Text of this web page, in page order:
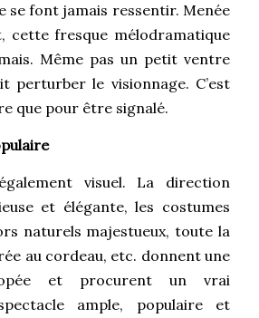
se font jamais ressentir. Menée
cette fresque mélodramatique
Même pas un petit ventre
perturber le visionnage. C’est
que pour être signalé.
visuel. La direction
et élégante, les costumes
naturels majestueux, toute la
au cordeau, etc. donnent une
et procurent un vrai
ample, populaire et